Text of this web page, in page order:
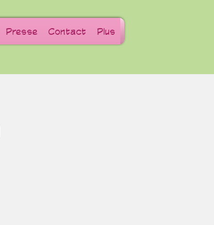
Presse Contact Plus